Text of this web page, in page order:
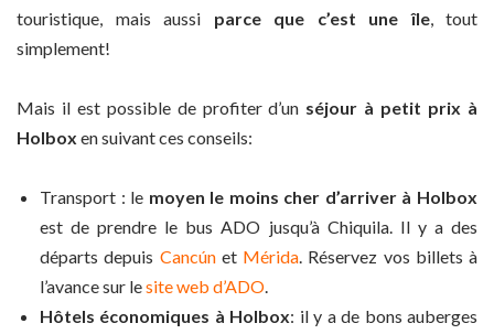
touristique, mais aussi parce que c’est une île, tout
simplement!
Mais il est possible de profiter d’un séjour à petit prix à
Holbox en suivant ces conseils:
Transport : le moyen le moins cher d’arriver à Holbox
est de prendre le bus ADO jusqu’à Chiquila. Il y a des
départs depuis Cancúnet Mérida. Réservez vos billets à
l’avance sur lesite web d’ADO.
Hôtels économiques à Holbox: il y a de bons auberges